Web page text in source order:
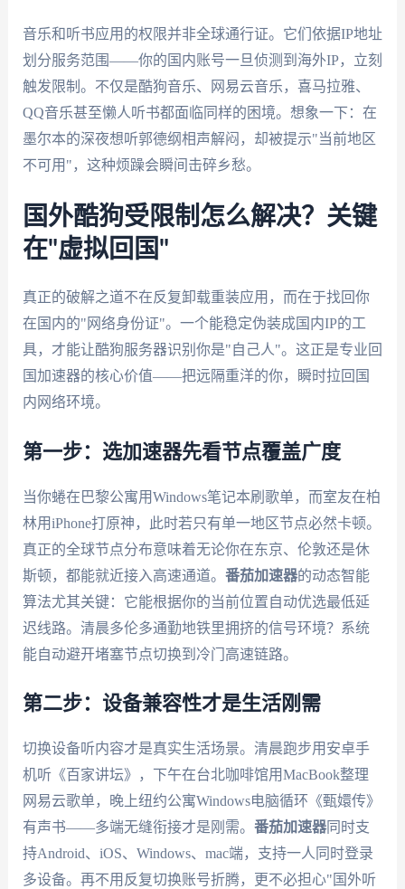
音乐和听书应用的权限并非全球通行证。它们依据IP地址
划分服务范围——你的国内账号一旦侦测到海外IP，立刻
触发限制。不仅是酷狗音乐、网易云音乐，喜马拉雅、
QQ音乐甚至懒人听书都面临同样的困境。想象一下：在
墨尔本的深夜想听郭德纲相声解闷，却被提示"当前地区
不可用"，这种烦躁会瞬间击碎乡愁。
国外酷狗受限制怎么解决？关键
在"虚拟回国"
真正的破解之道不在反复卸载重装应用，而在于找回你
在国内的"网络身份证"。一个能稳定伪装成国内IP的工
具，才能让酷狗服务器识别你是"自己人"。这正是专业回
国加速器的核心价值——把远隔重洋的你，瞬时拉回国
内网络环境。
第一步：选加速器先看节点覆盖广度
当你蜷在巴黎公寓用Windows笔记本刷歌单，而室友在柏
林用iPhone打原神，此时若只有单一地区节点必然卡顿。
真正的全球节点分布意味着无论你在东京、伦敦还是休
斯顿，都能就近接入高速通道。 番茄加速器的动态智能
算法尤其关键：它能根据你的当前位置自动优选最低延
迟线路。清晨多伦多通勤地铁里拥挤的信号环境？系统
能自动避开堵塞节点切换到冷门高速链路。
第二步：设备兼容性才是生活刚需
切换设备听内容才是真实生活场景。清晨跑步用安卓手
机听《百家讲坛》，下午在台北咖啡馆用MacBook整理
网易云歌单，晚上纽约公寓Windows电脑循环《甄嬛传》
有声书——多端无缝衔接才是刚需。 番茄加速器同时支
持Android、iOS、Windows、mac端，支持一人同时登录
多设备。再不用反复切换账号折腾，更不必担心"国外听